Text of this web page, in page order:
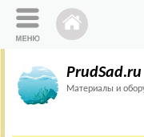
PrudSad.ru
Материалы и